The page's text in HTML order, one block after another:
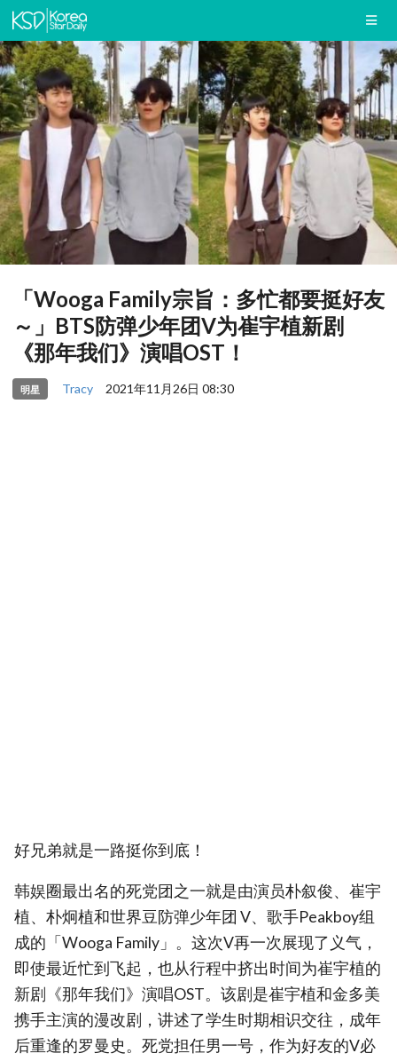
「Wooga Family宗旨：多忙都要挺好友
～」BTS防弹少年团V为崔宇植新剧
《那年我们》演唱OST！
明星 Tracy 2021年11月26日 08:30
好兄弟就是一路挺你到底！
韩娱圈最出名的死党团之一就是由演员朴叙俊、崔宇
植、朴炯植和世界豆防弹少年团 V、歌手Peakboy组
成的「Wooga Family」。这次V再一次展现了义气，
即使最近忙到飞起，也从行程中挤出时间为崔宇植的
新剧《那年我们》演唱OST。该剧是崔宇植和金多美
携手主演的漫改剧，讲述了学生时期相识交往，成年
后重逢的罗曼史。死党担任男一号，作为好友的V必